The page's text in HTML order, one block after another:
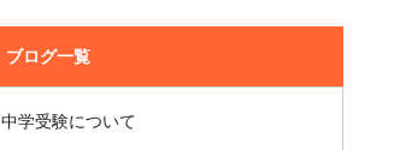
ブログ一覧
中学受験について